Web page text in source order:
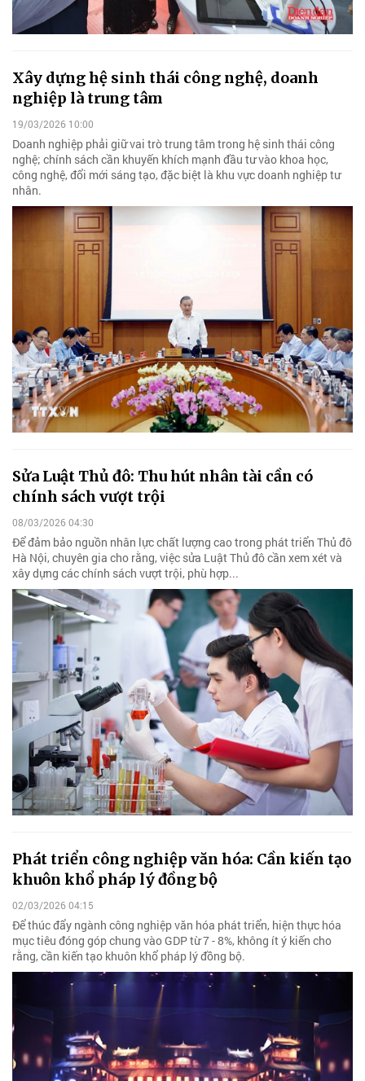
Xây dựng hệ sinh thái công nghệ, doanh
nghiệp là trung tâm
19/03/2026 10:00
Doanh nghiệp phải giữ vai trò trung tâm trong hệ sinh thái công
nghệ; chính sách cần khuyến khích mạnh đầu tư vào khoa học,
công nghệ, đổi mới sáng tạo, đặc biệt là khu vực doanh nghiệp tư
nhân.
Sửa Luật Thủ đô: Thu hút nhân tài cần có
chính sách vượt trội
08/03/2026 04:30
Để đảm bảo nguồn nhân lực chất lượng cao trong phát triển Thủ đô
Hà Nội, chuyên gia cho rằng, việc sửa Luật Thủ đô cần xem xét và
xây dựng các chính sách vượt trội, phù hợp...
Phát triển công nghiệp văn hóa: Cần kiến tạo
khuôn khổ pháp lý đồng bộ
02/03/2026 04:15
Để thúc đẩy ngành công nghiệp văn hóa phát triển, hiện thực hóa
mục tiêu đóng góp chung vào GDP từ 7 - 8%, không ít ý kiến cho
rằng, cần kiến tạo khuôn khổ pháp lý đồng bộ.